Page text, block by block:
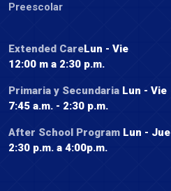
Preescolar
Extended CareLun - Vie
12:00 m a 2:30 p.m.
Primaria y Secundaria Lun - Vie
7:45 a.m. - 2:30 p.m.
After School Program Lun - Jue
2:30 p.m. a 4:00p.m.